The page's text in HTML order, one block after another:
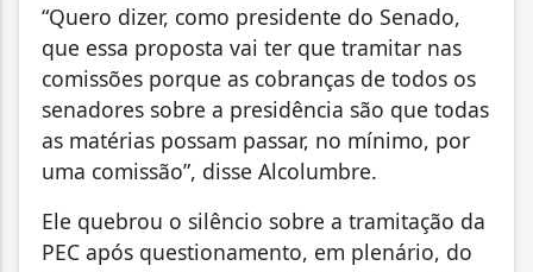
“Quero dizer, como presidente do Senado,
que essa proposta vai ter que tramitar nas
comissões porque as cobranças de todos os
senadores sobre a presidência são que todas
as matérias possam passar, no mínimo, por
uma comissão”, disse Alcolumbre.
Ele quebrou o silêncio sobre a tramitação da
PEC após questionamento, em plenário, do